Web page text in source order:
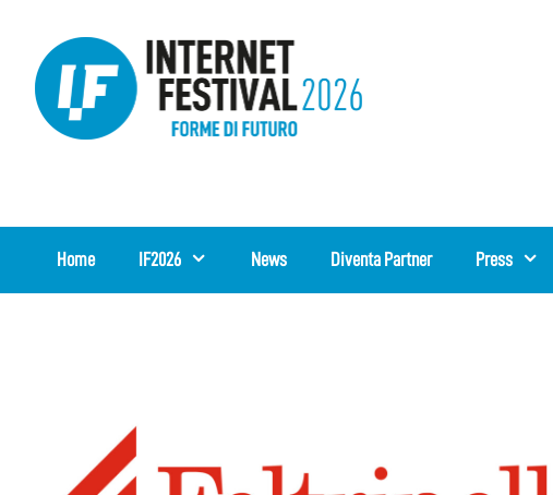
contenuto
Home IF2026 News Diventa Partner Press